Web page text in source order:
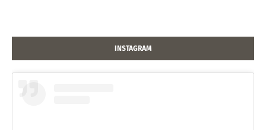
INSTAGRAM